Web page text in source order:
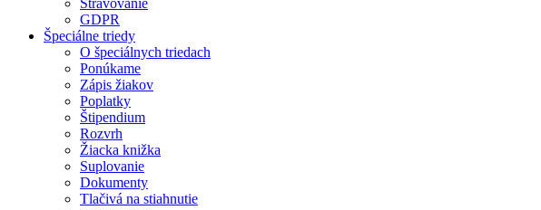
GDPR
Špeciálne triedy
O špeciálnych triedach
Ponúkame
Zápis žiakov
Poplatky
Štipendium
Rozvrh
Žiacka knižka
Suplovanie
Dokumenty
Tlačivá na stiahnutie